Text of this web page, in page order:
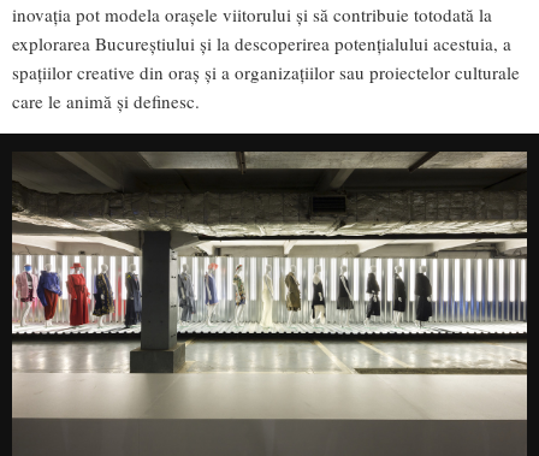
inovația pot modela orașele viitorului și să contribuie totodată la
explorarea Bucureștiului și la descoperirea potențialului acestuia, a
spațiilor creative din oraș și a organizațiilor sau proiectelor culturale
care le animă și definesc.